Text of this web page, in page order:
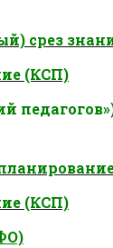
срез
(КСП)
(КСП)